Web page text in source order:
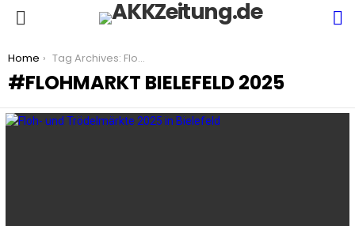
You are here:
Home Tag Archives: Flohmarkt Bielefeld 2025
FLOHMARKT BIELEFELD 2025